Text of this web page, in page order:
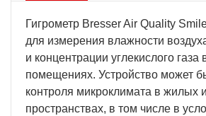
Гигрометр Bresser Air Quality
для измерения влажности
и концентрации углекислого газа
помещениях. Устройство может
контроля микроклимата в жилых
пространствах, в том числе в